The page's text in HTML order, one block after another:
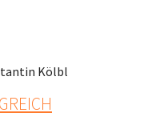
Kölbl